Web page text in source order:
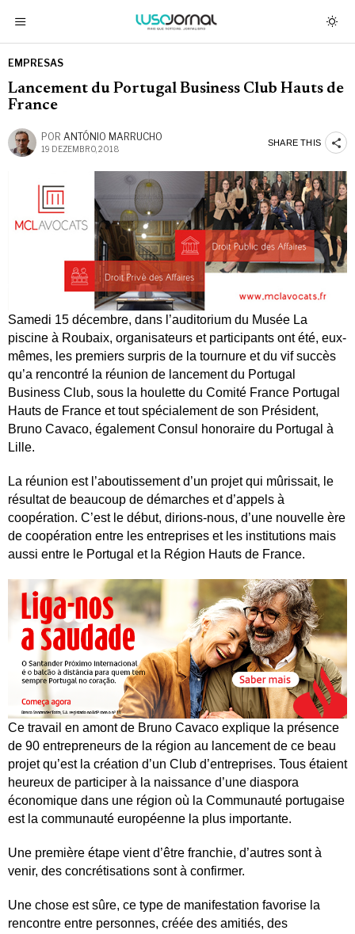
EMPRESAS
Lancement du Portugal Business Club Hauts de
France
POR ANTÓNIO MARRUCHO
19 DEZEMBRO, 2018
SHARE THIS
Samedi 15 décembre, dans l’auditorium du Musée La
piscine à Roubaix, organisateurs et participants ont été, eux-
mêmes, les premiers surpris de la tournure et du vif succès
qu’a rencontré la réunion de lancement du Portugal
Business Club, sous la houlette du Comité France Portugal
Hauts de France et tout spécialement de son Président,
Bruno Cavaco, également Consul honoraire du Portugal à
Lille.
La réunion est l’aboutissement d’un projet qui mûrissait, le
résultat de beaucoup de démarches et d’appels à
coopération. C’est le début, dirions-nous, d’une nouvelle ère
de coopération entre les entreprises et les institutions mais
aussi entre le Portugal et la Région Hauts de France.
Ce travail en amont de Bruno Cavaco explique la présence
de 90 entrepreneurs de la région au lancement de ce beau
projet qu’est la création d’un Club d’entreprises. Tous étaient
heureux de participer à la naissance d’une diaspora
économique dans une région où la Communauté portugaise
est la communauté européenne la plus importante.
Une première étape vient d’être franchie, d’autres sont à
venir, des concrétisations sont à confirmer.
Une chose est sûre, ce type de manifestation favorise la
rencontre entre personnes, créée des amitiés, des